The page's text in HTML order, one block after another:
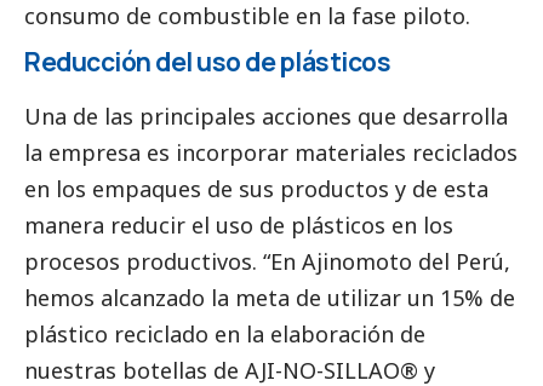
consumo de combustible en la fase piloto.
Reducción del uso de plásticos
Una de las principales acciones que desarrolla
la empresa es incorporar materiales reciclados
en los empaques de sus productos y de esta
manera reducir el uso de plásticos en los
procesos productivos. “En Ajinomoto del Perú,
hemos alcanzado la meta de utilizar un 15% de
plástico reciclado en la elaboración de
nuestras botellas de AJI-NO-SILLAO® y